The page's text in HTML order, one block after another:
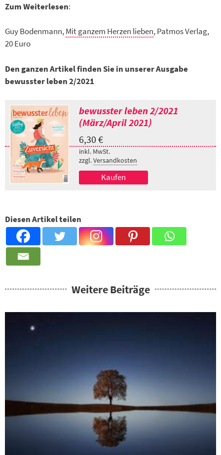
Zum Weiterlesen:
Guy Bodenmann,Mit ganzem Herzen lieben, Patmos Verlag,
20 Euro
Den ganzen Artikel finden Sie in unserer Ausgabe
bewusster leben 2/2021
bewusster leben 2/2021
(März/April 2021)
6,30 €
inkl. MwSt.
zzgl.Versandkosten
Kaufen
Diesen Artikel teilen
Weitere Beiträge